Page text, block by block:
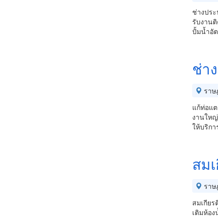
ช่างปร
รับงาน
ปั้มน้ำอั
ช่า
รา
แก้ท่อแ
งานให
ให้บริก
สม
รา
สมเกีย
เติมห้อ